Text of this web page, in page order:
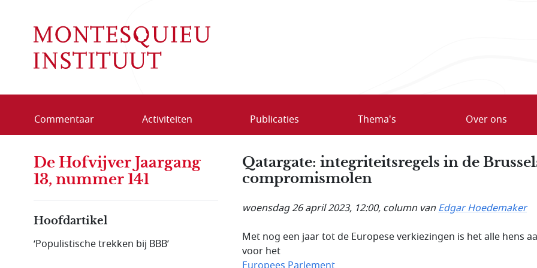
Commentaar Activiteiten Publicaties Thema's Over ons
Qatargate: integriteitsregels in de
compromis­molen
woensdag 26 april 2023, 12:00, column vanEdgar Hoedemaker
Met nog een jaar tot de Europese verkiezingen is het alle hens
voor het
De Hofvijver Jaargang
13, nummer 141
Hoofdartikel
‘Populistische trekken bij BBB’